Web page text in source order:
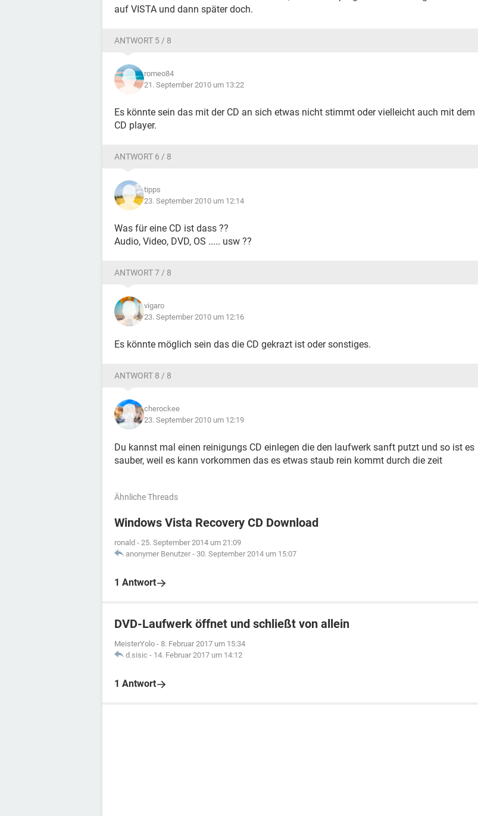
auf VISTA und dann später doch.
ANTWORT 5 / 8
romeo84
21. September 2010 um 13:22
Es könnte sein das mit der CD an sich etwas nicht stimmt oder vielleicht auch mit dem
CD player.
ANTWORT 6 / 8
tipps
23. September 2010 um 12:14
Was für eine CD ist dass ??
Audio, Video, DVD, OS ..... usw ??
ANTWORT 7 / 8
vigaro
23. September 2010 um 12:16
Es könnte möglich sein das die CD gekrazt ist oder sonstiges.
ANTWORT 8 / 8
cherockee
23. September 2010 um 12:19
Du kannst mal einen reinigungs CD einlegen die den laufwerk sanft putzt und so ist es
sauber, weil es kann vorkommen das es etwas staub rein kommt durch die zeit
Ähnliche Threads
Windows Vista Recovery CD Download
ronald - 25. September 2014 um 21:09
anonymer Benutzer - 30. September 2014 um 15:07
1 Antwort
DVD-Laufwerk öffnet und schließt von allein
MeisterYolo - 8. Februar 2017 um 15:34
d.sisic - 14. Februar 2017 um 14:12
1 Antwort